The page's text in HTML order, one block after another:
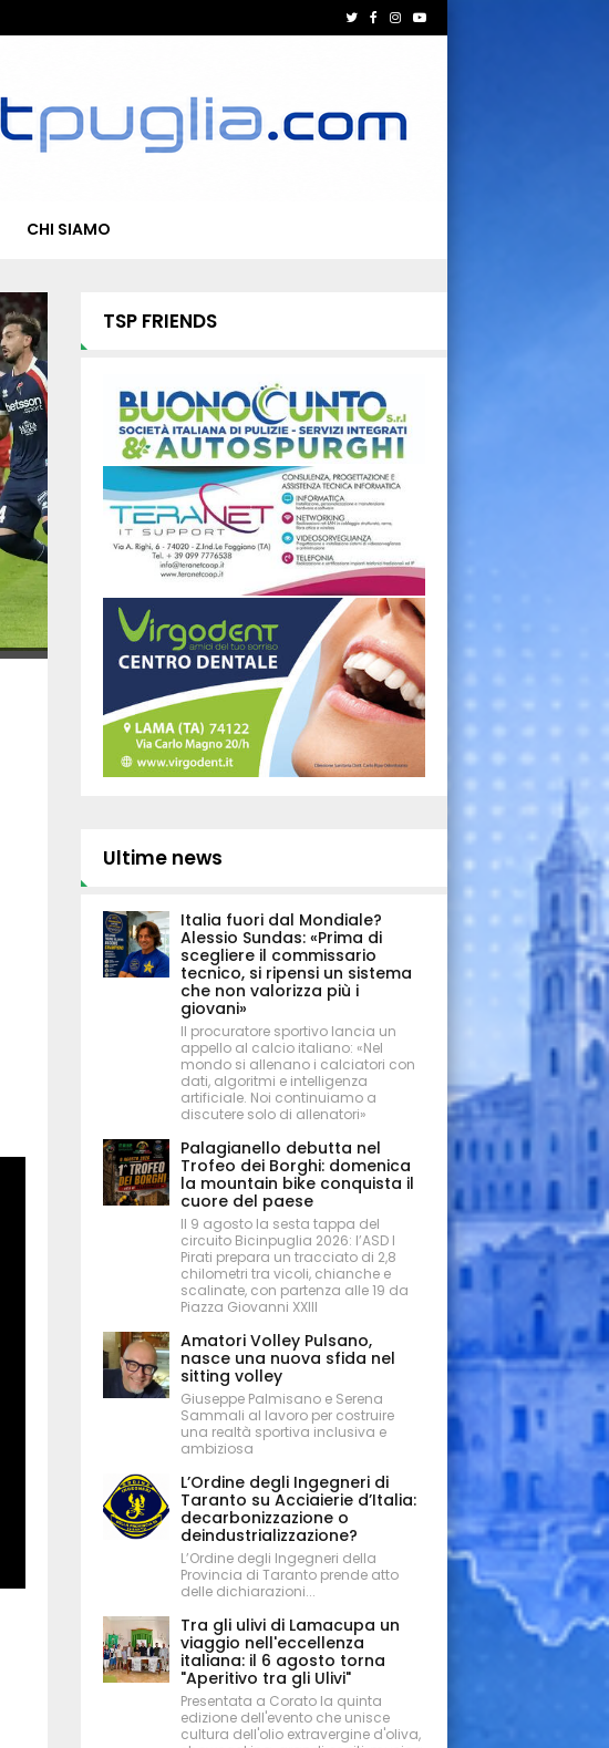
CHI SIAMO
TSP FRIENDS
Ultime news
Italia fuori dal Mondiale?
Alessio Sundas: «Prima di
scegliere il commissario
tecnico, si ripensi un sistema
che non valorizza più i
giovani»
Il procuratore sportivo lancia un
appello al calcio italiano: «Nel
mondo si allenano i calciatori con
dati, algoritmi e intelligenza
artificiale. Noi continuiamo a
discutere solo di allenatori»
Palagianello debutta nel
Trofeo dei Borghi: domenica
la mountain bike conquista il
cuore del paese
Il 9 agosto la sesta tappa del
circuito Bicinpuglia 2026: l’ASD I
Pirati prepara un tracciato di 2,8
chilometri tra vicoli, chianche e
scalinate, con partenza alle 19 da
Piazza Giovanni XXIII
Amatori Volley Pulsano,
nasce una nuova sfida nel
sitting volley
Giuseppe Palmisano e Serena
Sammali al lavoro per costruire
una realtà sportiva inclusiva e
ambiziosa
L’Ordine degli Ingegneri di
Taranto su Acciaierie d’Italia:
decarbonizzazione o
deindustrializzazione?
L’Ordine degli Ingegneri della
Provincia di Taranto prende atto
delle dichiarazioni...
Tra gli ulivi di Lamacupa un
viaggio nell'eccellenza
italiana: il 6 agosto torna
"Aperitivo tra gli Ulivi"
Presentata a Corato la quinta
edizione dell'evento che unisce
cultura dell'olio extravergine d'oliva,